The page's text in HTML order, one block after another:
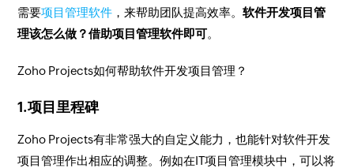
需要项目管理软件 ，来帮助团队提高效率。软件开发项目管
理该怎么做？借助项目管理软件即可。
Zoho Projects如何帮助软件开发项目管理？
1.项目里程碑
Zoho Projects有非常强大的自定义能力，也能针对软件开发
项目管理作出相应的调整。例如在IT项目管理模块中，可以将